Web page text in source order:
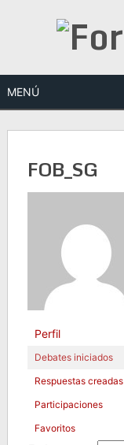
MENÚ
FOB_SG
Perfil
Debates iniciados
Respuestas creadas
Participaciones
Favoritos